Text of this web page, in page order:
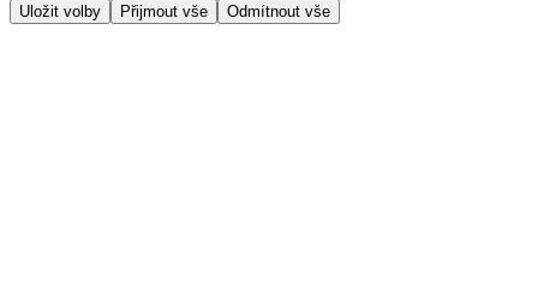
Uložit volby Přijmout vše Odmítnout vše